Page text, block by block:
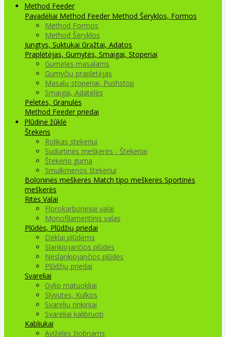
Method Feeder
Pavadėliai Method Feeder Method Šėryklos, Formos
Method Formos
Method Šėryklos
Jungtys, Suktukai Grąžtai, Adatos
Praplėtėjas, Gumytės, Smaigai, Stoperiai
Gumelės masalams
Gumyčių prapletėjas
Masalų stoperiai, Pushstop
Smaigai, Adatėlės
Peletės, Granulės
Method Feeder priedai
Plūdinė žūklė
Štekeris
Rolikas stekeriui
Sudurtinės meškerės - Štekeriai
Štekerio guma
Smulkmenos štekeriui
Boloninės meškerės Match tipo meškerės Sportinės
meškerės
Ritės Valai
Florokarboniniai valai
Monofilamentinis valas
Plūdės, Plūdžių priedai
Dėklai plūdėms
Slankiojančios plūdės
Neslankiojančios plūdės
Plūdžių priedai
Svareliai
Gylio matuokliai
Slyvutės, Kulkos
Svarelių rinkiniai
Svareliai kalibruoti
Kabliukai
Avižėlės žiobriams